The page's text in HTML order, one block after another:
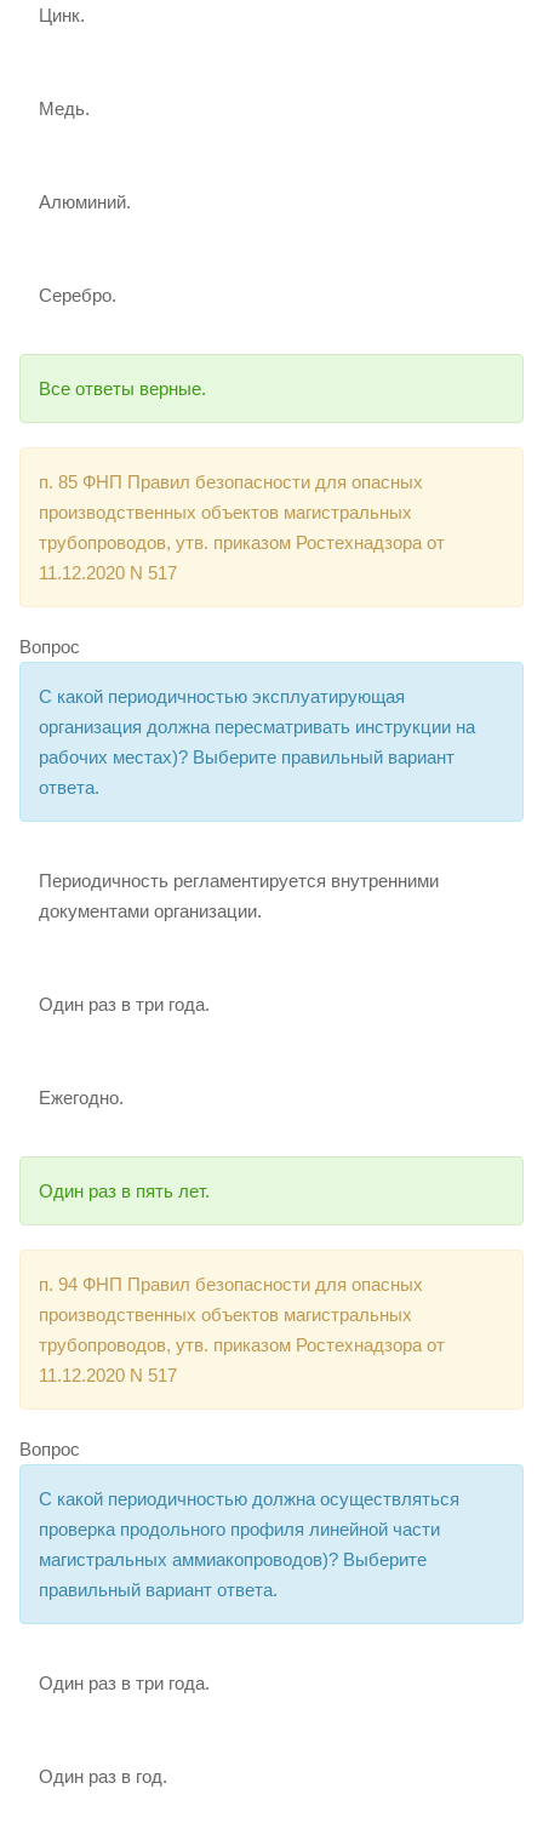
Цинк.
Медь.
Алюминий.
Серебро.
Все ответы верные.
п. 85 ФНП Правил безопасности для опасных
производственных объектов магистральных
трубопроводов, утв. приказом Ростехнадзора от
11.12.2020 N 517
Вопрос
С какой периодичностью эксплуатирующая
организация должна пересматривать инструкции на
рабочих местах)? Выберите правильный вариант
ответа.
Периодичность регламентируется внутренними
документами организации.
Один раз в три года.
Ежегодно.
Один раз в пять лет.
п. 94 ФНП Правил безопасности для опасных
производственных объектов магистральных
трубопроводов, утв. приказом Ростехнадзора от
11.12.2020 N 517
Вопрос
С какой периодичностью должна осуществляться
проверка продольного профиля линейной части
магистральных аммиакопроводов)? Выберите
правильный вариант ответа.
Один раз в три года.
Один раз в год.